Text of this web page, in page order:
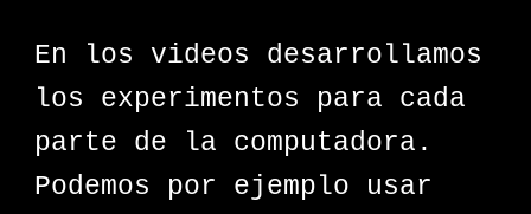
En los videos desarrollamos
los experimentos para cada
parte de la computadora.
Podemos por ejemplo usar